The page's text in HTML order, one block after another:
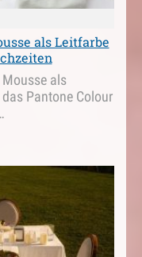
als Leitfarbe
als
Pantone Colour